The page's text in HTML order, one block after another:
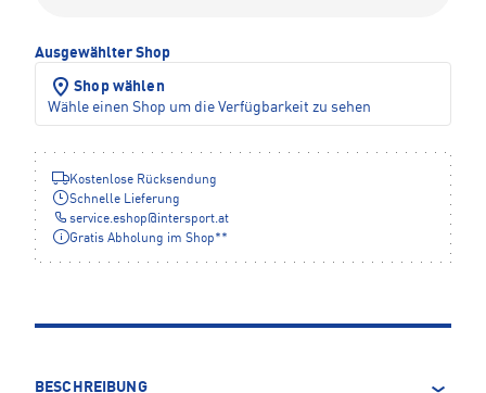
Ausgewählter Shop
Shop wählen
Wähle einen Shop um die Verfügbarkeit zu sehen
Kostenlose Rücksendung
Schnelle Lieferung
service.eshop@intersport.at
Gratis Abholung im Shop**
BESCHREIBUNG